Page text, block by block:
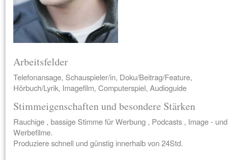
Arbeitsfelder
Telefonansage, Schauspieler/in, Doku/Beitrag/Feature,
Hörbuch/Lyrik, Imagefilm, Computerspiel, Audioguide
Stimmeigenschaften und besondere Stärken
Rauchige , bassige Stimme für Werbung , Podcasts , Image - und
Werbefilme.
Produziere schnell und günstig innerhalb von 24Std.